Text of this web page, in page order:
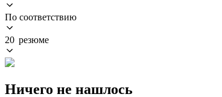
По соответствию
20 резюме
Ничего не нашлось